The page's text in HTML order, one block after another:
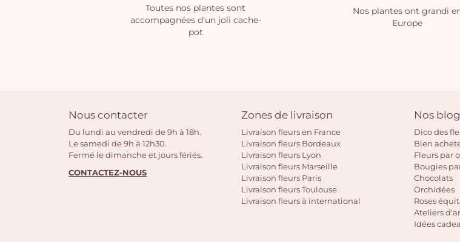
Toutes nos plantes sont
accompagnées d'un joli cache-
pot
Nos plantes ont grandi
Europe
Nous contacter
Du lundi au vendredi de 9h à 18h.
Le samedi de 9h à 12h30.
Fermé le dimanche et jours fériés.
CONTACTEZ-NOUS
Zones de livraison
Livraison fleurs en France
Livraison fleurs Bordeaux
Livraison fleurs Lyon
Livraison fleurs Marseille
Livraison fleurs Paris
Livraison fleurs Toulouse
Livraison fleurs à international
Nos
Dico des
Bien
Fleurs par
Bougies
Chocolats
Orchidées
Roses
Ateliers
Idées